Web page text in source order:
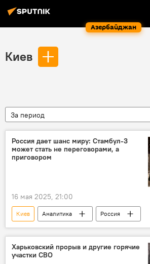
Азербайджан
Киев
За период
Россия дает шанс миру: Стамбул-3
может стать не переговорами, а
приговором
16 мая 2025, 21:00
Киев Аналитика
Россия
Украина
Турция
Стамбул
НАТО
Переговоры
Германия
Великобритания
Харьковский прорыв и другие горячие
участки СВО